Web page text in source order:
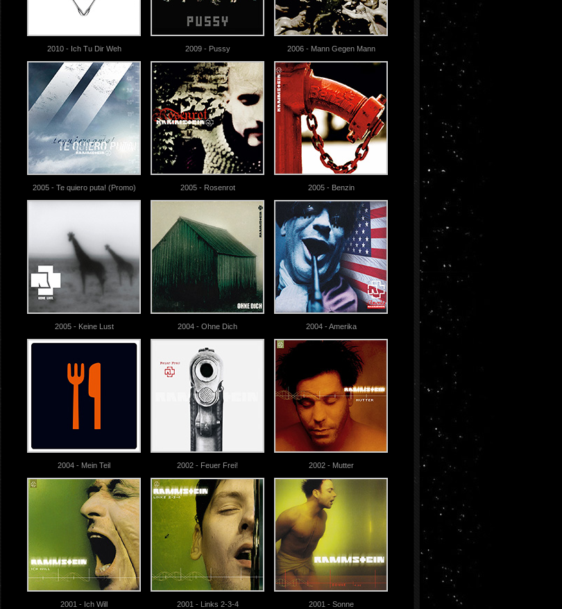
2010 - Ich Tu Dir Weh 2009 - Pussy 2006 - Mann Gegen Mann
2005 - Te quiero puta! (Promo) 2005 - Rosenrot 2005 - Benzin
2005 - Keine Lust 2004 - Ohne Dich 2004 - Amerika
2004 - Mein Teil 2002 - Feuer Frei! 2002 - Mutter
2001 - Ich Will 2001 - Links 2-3-4 2001 - Sonne